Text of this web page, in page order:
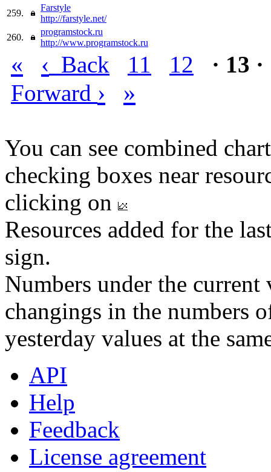
259.
Farstyle
http://farstyle.net/
260.
programstock.ru
http://www.programstock.ru
« ‹ Back 11 12
· 13 ·
Forward › »
You can see combined
checking boxes near
clicking on
Resources added for the
sign.
Numbers under the
changings in the numbers
yesterday values at the
API
Help
Feedback
License agreement